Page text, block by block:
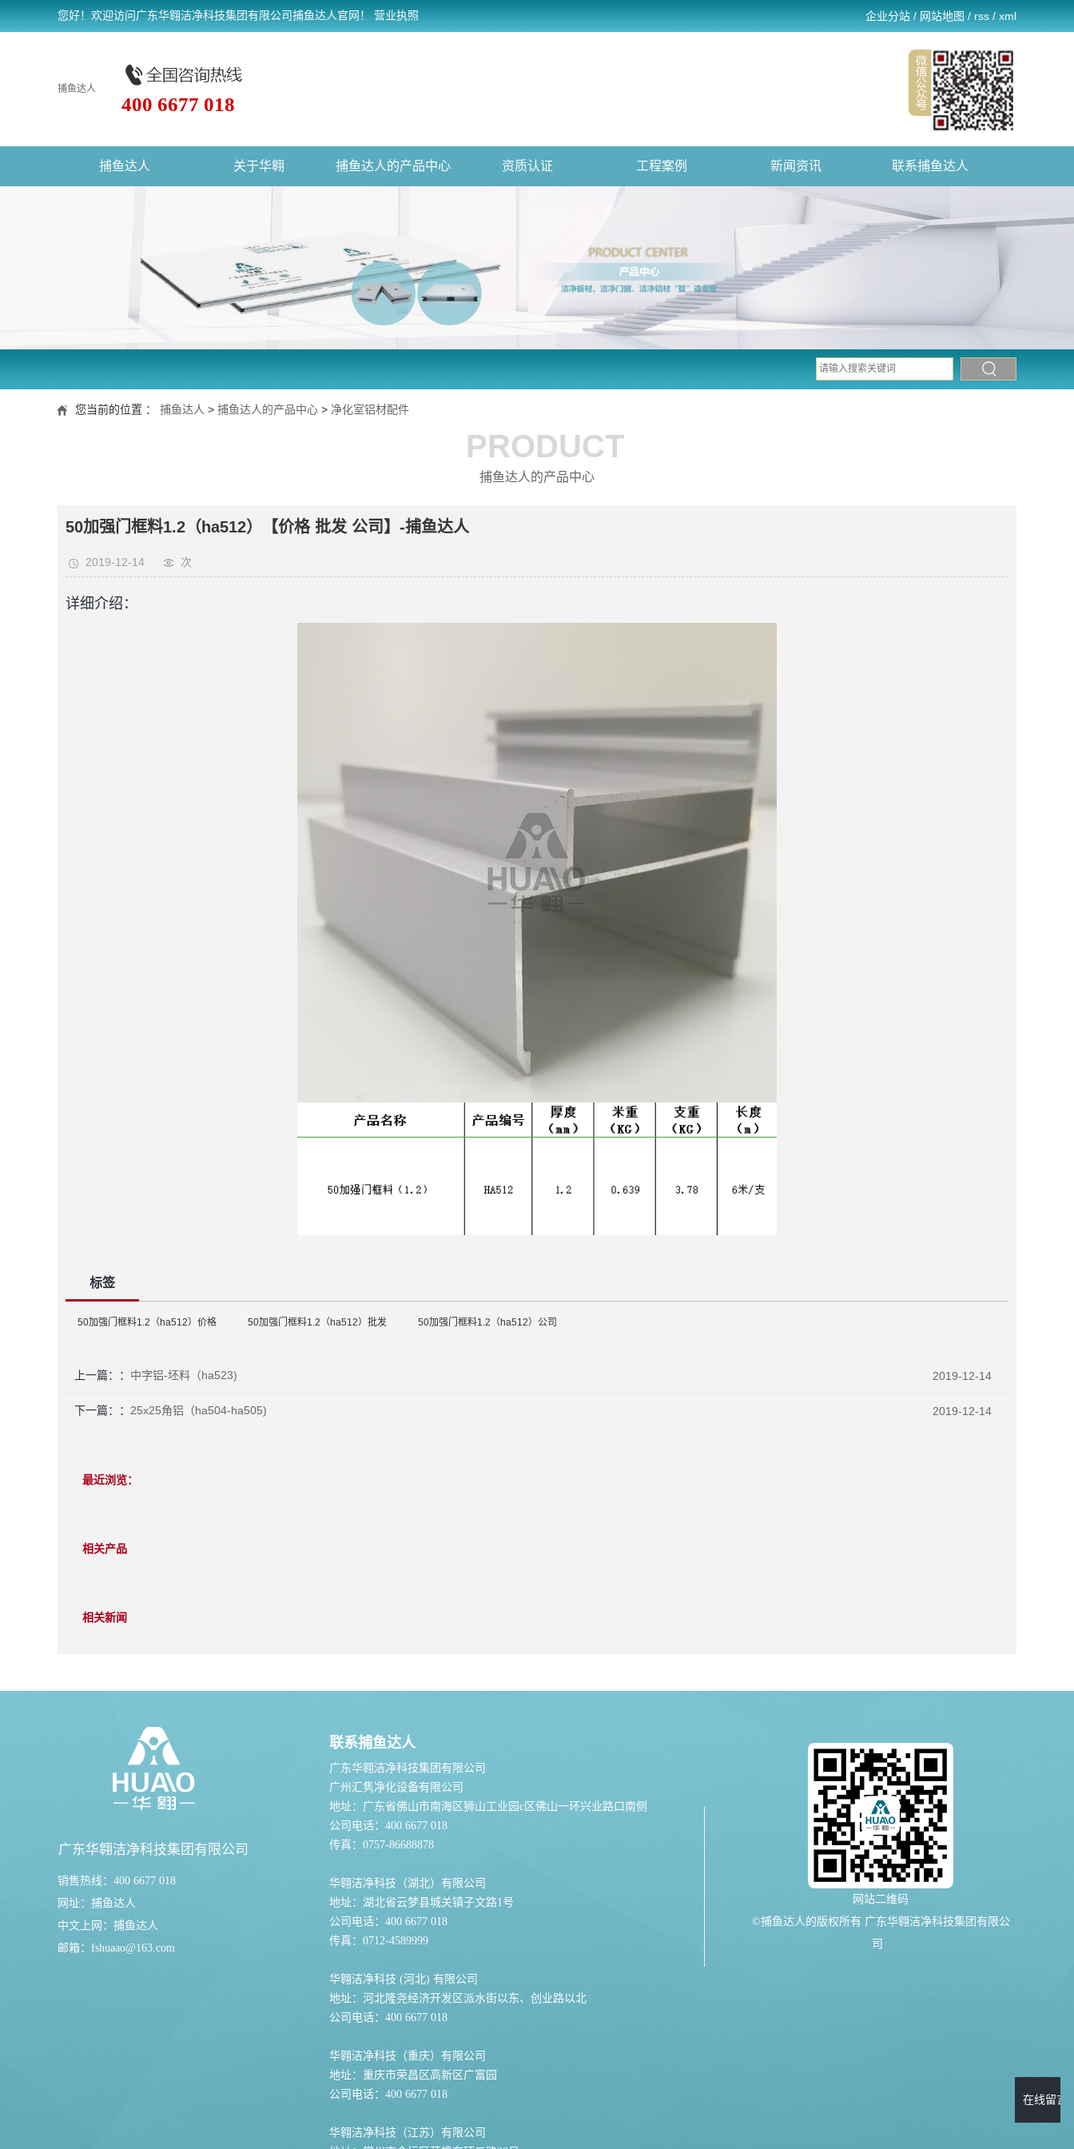
您好！欢迎访问广东华翱洁净科技集团有限公司捕鱼达人官网！ 营业执照 企业分站 / 网站地图 / rss / xml
捕鱼达人
400 6677 018
捕鱼达人 关于华翱 捕鱼达人的产品中心 资质认证 工程案例 新闻资讯 联系捕鱼达人
您当前的位置 ： 捕鱼达人 > 捕鱼达人的产品中心 > 净化室铝材配件
PRODUCT
捕鱼达人的产品中心
50加强门框料1.2（ha512）【价格 批发 公司】-捕鱼达人
2019-12-14 次
详细介绍：
标签
50加强门框料1.2（ha512）价格 50加强门框料1.2（ha512）批发 50加强门框料1.2（ha512）公司
上一篇： 中字铝-坯料（ha523) 2019-12-14
下一篇： 25x25角铝（ha504-ha505) 2019-12-14
最近浏览：
相关产品
相关新闻
广东华翱洁净科技集团有限公司
销售热线：400 6677 018
网址： 捕鱼达人
中文上网： 捕鱼达人
邮箱： fshuaao@163.com
联系捕鱼达人
广东华翱洁净科技集团有限公司
广州汇隽净化设备有限公司
地址：广东省佛山市南海区狮山工业园c区佛山一环兴业路口南侧
公司电话：400 6677 018
传真：0757-86688878
华翱洁净科技（湖北）有限公司
地址：湖北省云梦县城关镇子文路1号
公司电话：400 6677 018
传真：0712-4589999
华翱洁净科技 (河北) 有限公司
地址：河北隆尧经济开发区派水街以东、创业路以北
公司电话：400 6677 018
华翱洁净科技（重庆）有限公司
地址：重庆市荣昌区高新区广富园
公司电话：400 6677 018
华翱洁净科技（江苏）有限公司
网站二维码
©捕鱼达人的版权所有 广东华翱洁净科技集团有限公
司
在线留言